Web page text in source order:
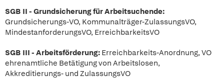
SGB II - Grundsicherung für Arbeitsuchende:
Grundsicherungs-VO, Kommunalträger-ZulassungsVO,
MindestanforderungsVO, ErreichbarkeitsVO
SGB III - Arbeitsförderung: Erreichbarkeits-Anordnung, VO
ehrenamtliche Betätigung von Arbeitslosen,
Akkreditierungs- und ZulassungsVO